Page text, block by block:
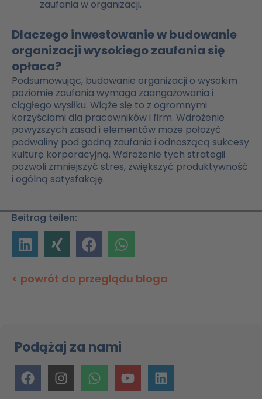
zaufania w organizacji.
Dlaczego inwestowanie w budowanie
organizacji wysokiego zaufania się
opłaca?
Podsumowując, budowanie organizacji o wysokim
poziomie zaufania wymaga zaangażowania i
ciągłego wysiłku. Wiąże się to z ogromnymi
korzyściami dla pracowników i firm. Wdrożenie
powyższych zasad i elementów może położyć
podwaliny pod godną zaufania i odnoszącą sukcesy
kulturę korporacyjną. Wdrożenie tych strategii
pozwoli zmniejszyć stres, zwiększyć produktywność
i ogólną satysfakcję.
< powrót do przeglądu bloga
Beitrag teilen:
Podążaj za nami
F
a
I
n
W
h
y
o
L
i